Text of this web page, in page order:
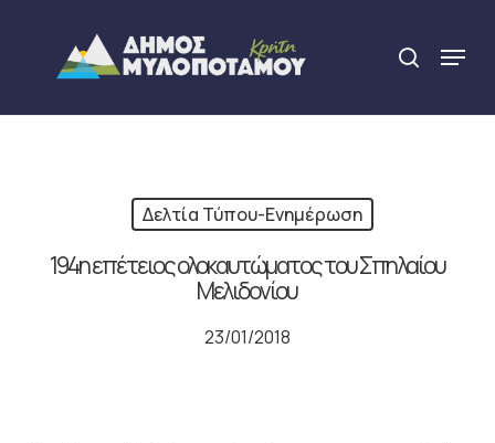
content
search
Menu
Δελτία Τύπου-Ενημέρωση
194η επέτειος ολοκαυτώματος του Σπηλαίου
Μελιδονίου
23/01/2018
Close